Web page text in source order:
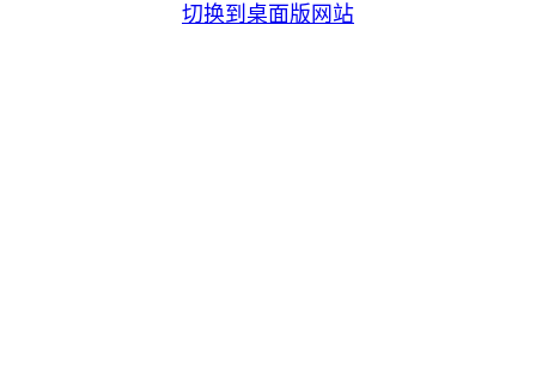
切换到桌面版网站